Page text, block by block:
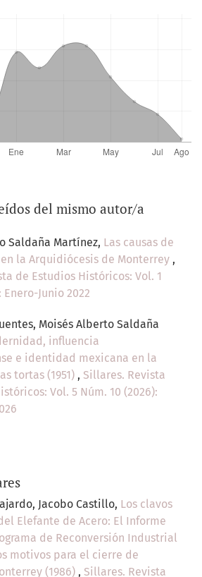
del mismo autor/a
Saldaña Martínez, Las causas de
la Arquidiócesis de Monterrey ,
de Estudios Históricos: Vol. 1
Enero-Junio 2022
Moisés Alberto Saldaña
influencia
e identidad mexicana en la
tortas (1951) , Sillares. Revista
Vol. 5 Núm. 10 (2026):
Jacobo Castillo, Los clavos
Elefante de Acero: El Informe
de Reconversión Industrial
motivos para el cierre de
(1986) , Sillares. Revista